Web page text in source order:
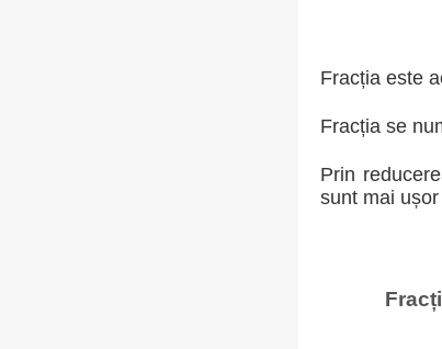
Fracția este
Fracția se
Prin
sunt mai